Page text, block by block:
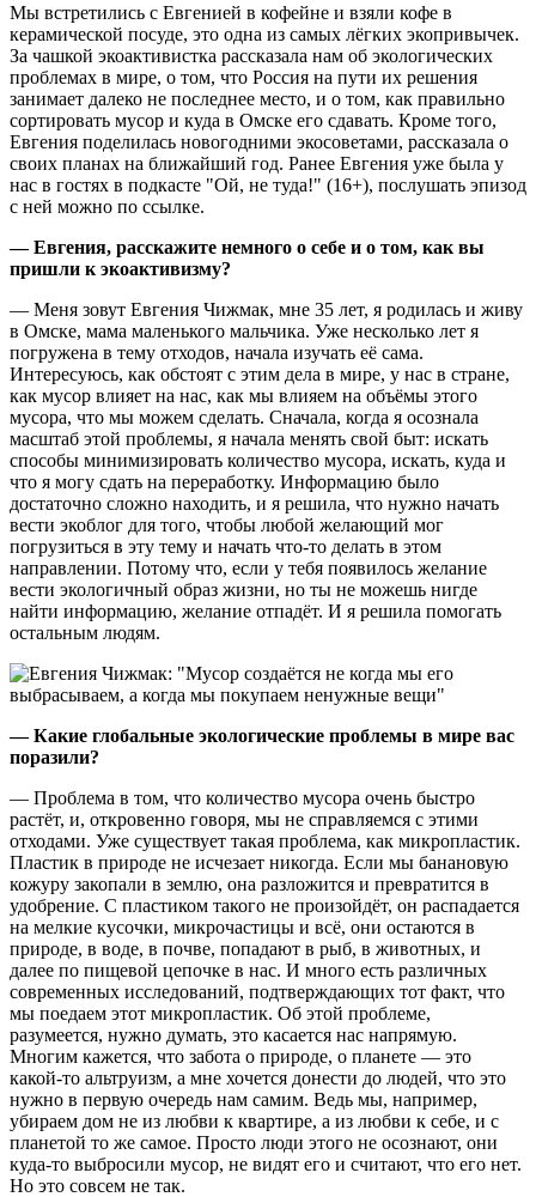
Мы встретились с Евгенией в кофейне и взяли кофе в
керамической посуде, это одна из самых лёгких экопривычек.
За чашкой экоактивистка рассказала нам об экологических
проблемах в мире, о том, что Россия на пути их решения
занимает далеко не последнее место, и о том, как правильно
сортировать мусор и куда в Омске его сдавать. Кроме того,
Евгения поделилась новогодними экосоветами, рассказала о
своих планах на ближайший год. Ранее Евгения уже была у
нас в гостях в подкасте "Ой, не туда!" (16+), послушать эпизод
с ней можно по ссылке.
— Евгения, расскажите немного о себе и о том, как вы
пришли к экоактивизму?
— Меня зовут Евгения Чижмак, мне 35 лет, я родилась и живу
в Омске, мама маленького мальчика. Уже несколько лет я
погружена в тему отходов, начала изучать её сама.
Интересуюсь, как обстоят с этим дела в мире, у нас в стране,
как мусор влияет на нас, как мы влияем на объёмы этого
мусора, что мы можем сделать. Сначала, когда я осознала
масштаб этой проблемы, я начала менять свой быт: искать
способы минимизировать количество мусора, искать, куда и
что я могу сдать на переработку. Информацию было
достаточно сложно находить, и я решила, что нужно начать
вести экоблог для того, чтобы любой желающий мог
погрузиться в эту тему и начать что-то делать в этом
направлении. Потому что, если у тебя появилось желание
вести экологичный образ жизни, но ты не можешь нигде
найти информацию, желание отпадёт. И я решила помогать
остальным людям.
— Какие глобальные экологические проблемы в мире вас
поразили?
— Проблема в том, что количество мусора очень быстро
растёт, и, откровенно говоря, мы не справляемся с этими
отходами. Уже существует такая проблема, как микропластик.
Пластик в природе не исчезает никогда. Если мы банановую
кожуру закопали в землю, она разложится и превратится в
удобрение. С пластиком такого не произойдёт, он распадается
на мелкие кусочки, микрочастицы и всё, они остаются в
природе, в воде, в почве, попадают в рыб, в животных, и
далее по пищевой цепочке в нас. И много есть различных
современных исследований, подтверждающих тот факт, что
мы поедаем этот микропластик. Об этой проблеме,
разумеется, нужно думать, это касается нас напрямую.
Многим кажется, что забота о природе, о планете — это
какой-то альтруизм, а мне хочется донести до людей, что это
нужно в первую очередь нам самим. Ведь мы, например,
убираем дом не из любви к квартире, а из любви к себе, и с
планетой то же самое. Просто люди этого не осознают, они
куда-то выбросили мусор, не видят его и считают, что его нет.
Но это совсем не так.